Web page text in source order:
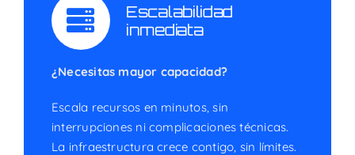
Escalabilidad
inmediata
¿Necesitas mayor capacidad?
Escala recursos en minutos, sin
interrupciones ni complicaciones técnicas.
La infraestructura crece contigo, sin límites.